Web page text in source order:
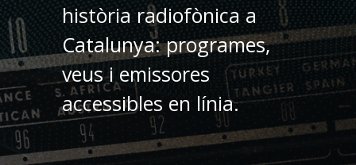
història radiofònica a
Catalunya: programes,
veus i emissores
accessibles en línia.